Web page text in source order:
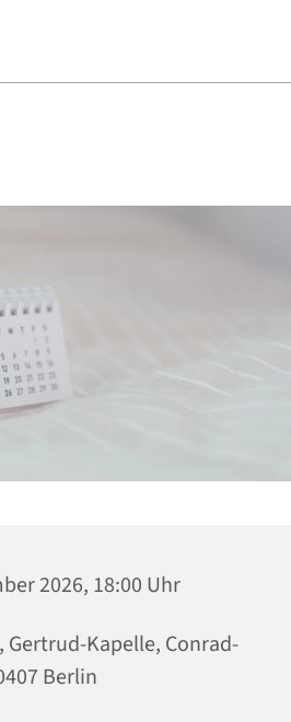
2026, 18:00 Uhr
Gertrud-Kapelle, Conrad-
Berlin